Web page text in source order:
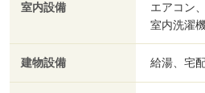
室内設備
エアコン
室内洗濯
建物設備 給湯、宅